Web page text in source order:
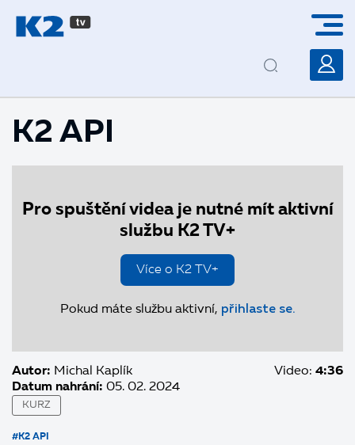
K2 API
Pro spuštění videa je nutné mít aktivní
službu K2 TV+
Více o K2 TV+
Pokud máte službu aktivní, přihlaste se.
Autor: Michal Kaplík
Datum nahrání: 05. 02. 2024
Video: 4:36
KURZ
#K2 API